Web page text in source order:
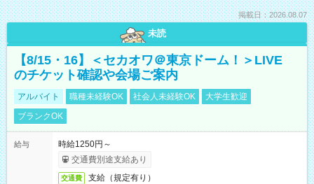
掲載日：2026.08.07
未読
【8/15・16】＜セカオワ＠東京ドーム！＞LIVE
のチケット確認や会場ご案内
アルバイト 職種未経験OK 社会人未経験OK
大学生歓迎
ブランクOK
給与
時給1250円～
交通費別途支給あり
交通費 支給（規定有り）